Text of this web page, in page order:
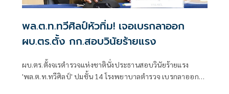
พล.ต.ท.ทวีศิลป์หัวทิ่ม! เจอเบรกลาออก
ผบ.ตร.ตั้ง กก.สอบวินัยร้ายแรง
ผบ.ตร.ตั้งจเรตำรวจแห่งชาตินั่งประธานสอบวินัยร้ายแรง
'พล.ต.ท.ทวีศิลป์' ปมชั้น 14 โรงพยาบาลตำรวจ เบรกลาออก